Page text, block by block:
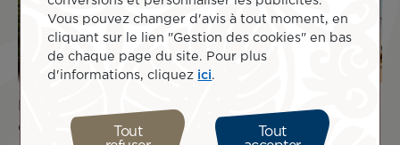
code promo !
Vegas
Vous pouvez changer d'avis à tout moment, en
cliquant sur le lien "Gestion des cookies" en bas
de chaque page du site. Pour plus
d'informations, cliquez ici.
Tout
Tout